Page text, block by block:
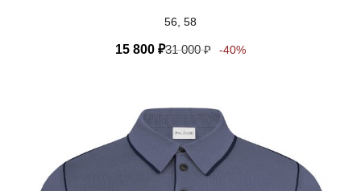
56, 58
15 800 ₽31 000₽ -40%